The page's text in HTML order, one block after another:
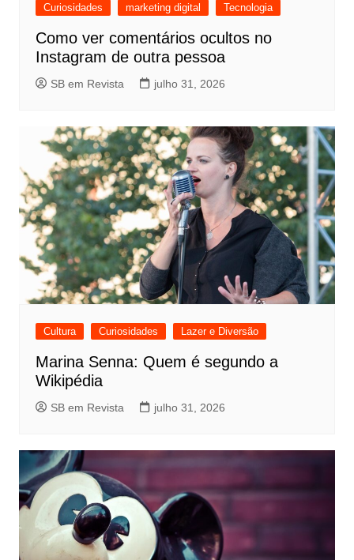
Curiosidades marketing digital Tecnologia
Como ver comentários ocultos no
Instagram de outra pessoa
SB em Revista julho 31, 2026
Cultura Curiosidades Lazer e Diversão
Marina Senna: Quem é segundo a
Wikipédia
SB em Revista julho 31, 2026